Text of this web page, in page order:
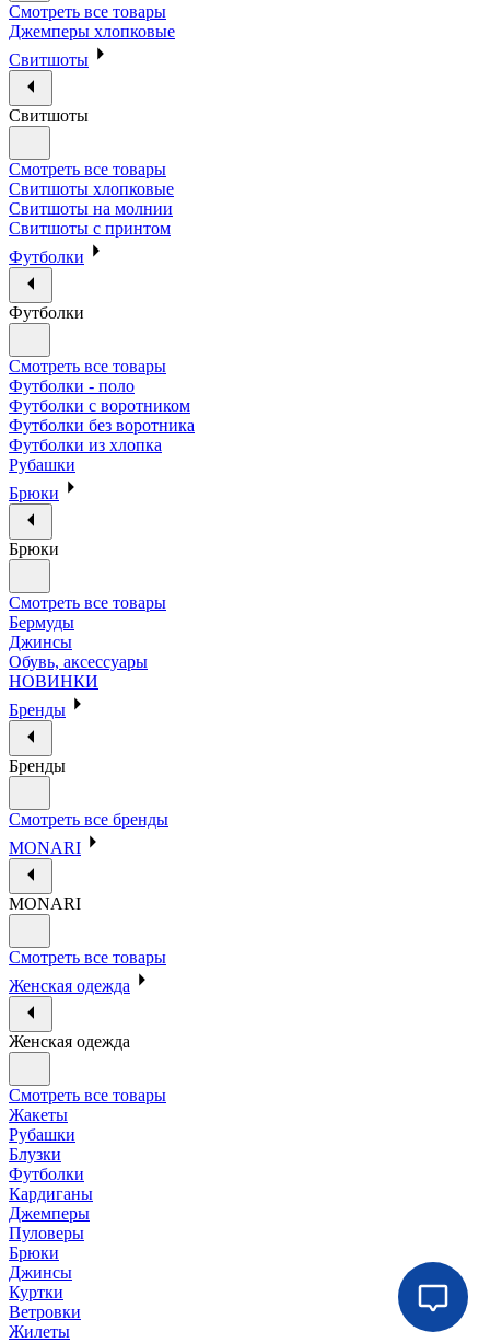
Смотреть все товары
Джемперы хлопковые
Свитшоты
Свитшоты
Смотреть все товары
Свитшоты хлопковые
Свитшоты на молнии
Свитшоты с принтом
Футболки
Футболки
Смотреть все товары
Футболки - поло
Футболки с воротником
Футболки без воротника
Футболки из хлопка
Рубашки
Брюки
Брюки
Смотреть все товары
Бермуды
Джинсы
Обувь, аксессуары
НОВИНКИ
Бренды
Бренды
Смотреть все бренды
MONARI
MONARI
Смотреть все товары
Женская одежда
Женская одежда
Смотреть все товары
Жакеты
Рубашки
Блузки
Футболки
Кардиганы
Джемперы
Пуловеры
Брюки
Джинсы
Куртки
Ветровки
Жилеты